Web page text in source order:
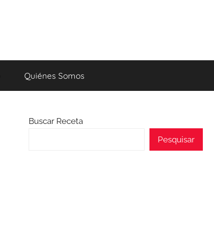
Quiénes Somos
Buscar Receta
Pesquisar